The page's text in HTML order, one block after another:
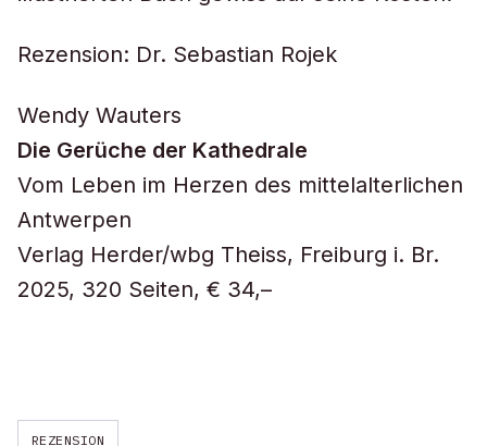
Rezension: Dr. Sebastian Rojek
Wendy Wauters
Die Gerüche der Kathedrale
Vom Leben im Herzen des mittelalterlichen
Antwerpen
Verlag Herder/wbg Theiss, Freiburg i. Br.
2025, 320 Seiten, € 34,–
REZENSION